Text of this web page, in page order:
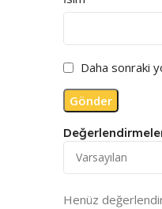
Henüz
Daha sonraki